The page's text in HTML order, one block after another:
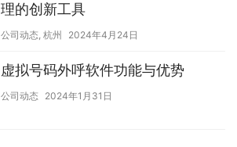
理的创新工具
公司动态, 杭州 2024年4月24日
虚拟号码外呼软件功能与优势
公司动态 2024年1月31日